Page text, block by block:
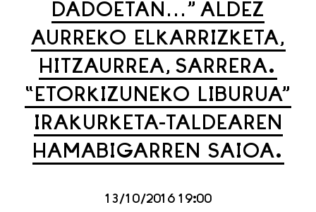
DADOETAN…” ALDEZ
AURREKO ELKARRIZKETA,
HITZAURREA, SARRERA.
“ETORKIZUNEKO LIBURUA”
IRAKURKETA-TALDEAREN
HAMABIGARREN SAIOA.
13/10/2016 19:00